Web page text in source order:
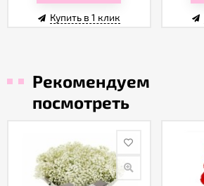
Купить в 1 клик
Рекомендуем
посмотреть